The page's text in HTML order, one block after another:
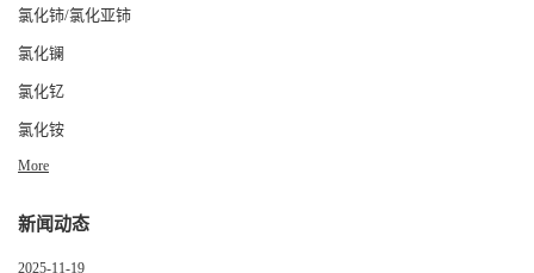
氯化铈/氯化亚铈
氯化镧
氯化钇
氯化铵
More
新闻动态
2025-11-19